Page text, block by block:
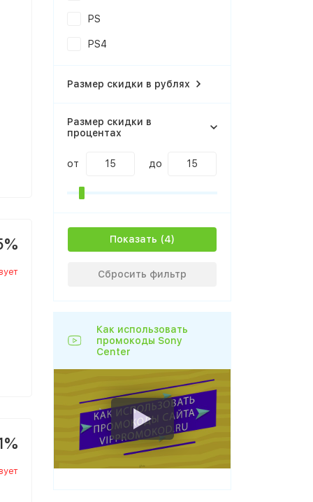
PS
PS4
Размер скидки в рублях
Размер скидки в
процентах
от до
Показать
Сбросить фильтр
Как использовать
промокоды Sony
Center